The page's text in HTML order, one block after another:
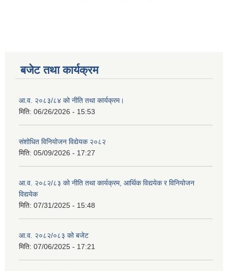
बजेट तथा कार्यक्रम
आ.व. २०८३/८४ को नीति तथा कार्यक्रम।
मिति: 06/26/2026 - 15:53
संशोधित विनियोजन विद्येयक २०८२
मिति: 05/09/2026 - 17:27
आ.व. २०८२/८३ को नीति तथा कार्यक्रम, आर्थिक विद्ययेक र विनियोजन
विद्ययेक
मिति: 07/31/2025 - 15:48
आ.व. २०८२/०८३ को बजेट
मिति: 07/06/2025 - 17:21